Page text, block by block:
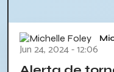
Jun 24, 2024 - 12:06